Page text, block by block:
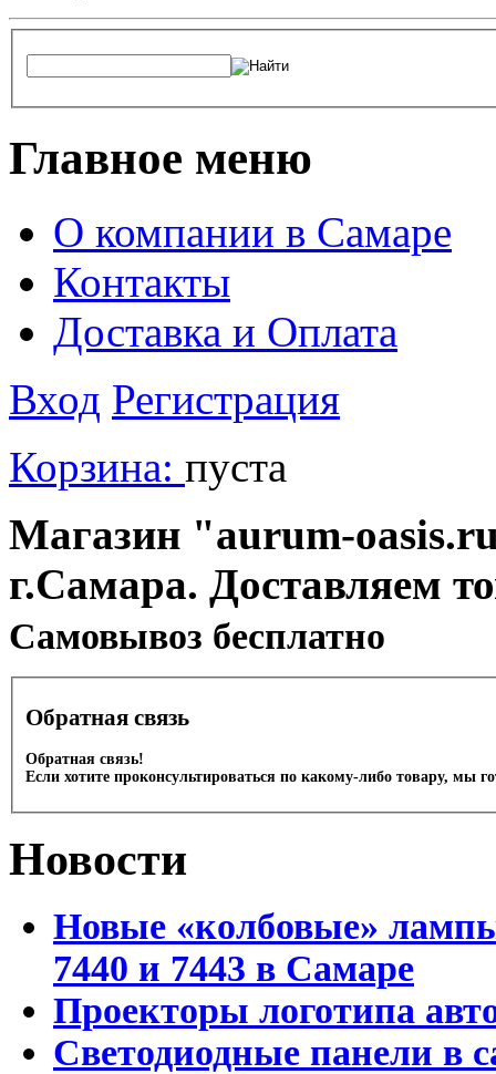
Главное меню
О компании в Самаре
Контакты
Доставка и Оплата
Вход Регистрация
Корзина: пуста
Магазин "aurum-
г.Самара. Доставляем
Cамовывоз бесплатно
Обратная связь
Обратная связь!
Если хотите проконсультироваться по какому-либо товару, мы
Новости
Новые «колбовые»
7440 и 7443 в Самаре
Проекторы логотипа
Светодиодные панели в